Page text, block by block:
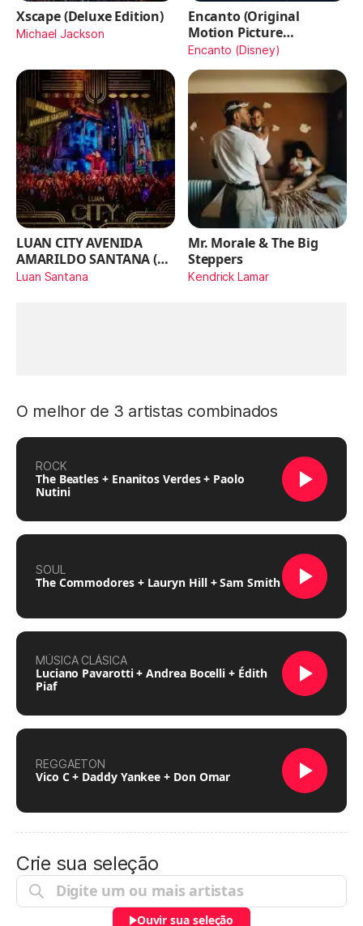
Xscape (Deluxe Edition)
Michael Jackson
Encanto (Original
Motion Picture
Soundtrack)
Encanto (Disney)
LUAN CITY AVENIDA
AMARILDO SANTANA (Ao
Vivo)
Luan Santana
Mr. Morale & The Big
Steppers
Kendrick Lamar
O melhor de 3 artistas combinados
ROCK
The Beatles + Enanitos Verdes + Paolo
Nutini
SOUL
The Commodores + Lauryn Hill + Sam Smith
MÚSICA CLÁSICA
Luciano Pavarotti + Andrea Bocelli + Édith
Piaf
REGGAETON
Vico C + Daddy Yankee + Don Omar
Crie sua seleção
Ouvir sua seleção